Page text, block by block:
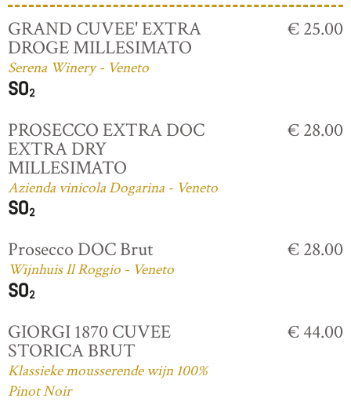
GRAND CUVEE' EXTRA
DROGE MILLESIMATO
Serena Winery - Veneto
€ 25.00
PROSECCO EXTRA DOC
EXTRA DRY
MILLESIMATO
Azienda vinicola Dogarina - Veneto
€ 28.00
Prosecco DOC Brut
Wijnhuis Il Roggio - Veneto
€ 28.00
GIORGI 1870 CUVEE
STORICA BRUT
Klassieke mousserende wijn 100%
Pinot Noir
€ 44.00